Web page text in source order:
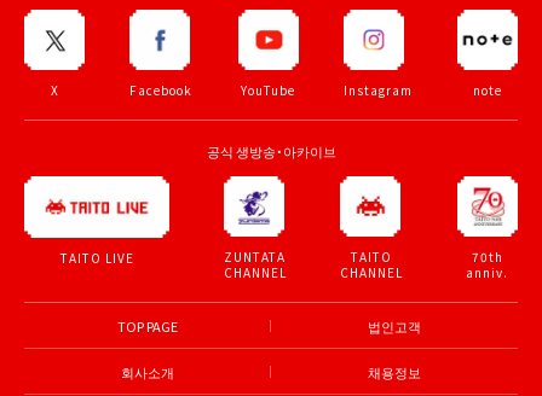
X Facebook YouTube Instagram note
공식 생방송・아카이브
TAITO LIVE
ZUNTATA
CHANNEL
TAITO
CHANNEL
70th
anniv.
TOP PAGE 법인고객
회사소개 채용정보